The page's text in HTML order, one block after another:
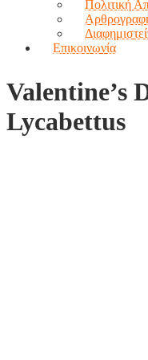
Πολιτική
Επικοινωνία
Valentine’s
Lycabettus